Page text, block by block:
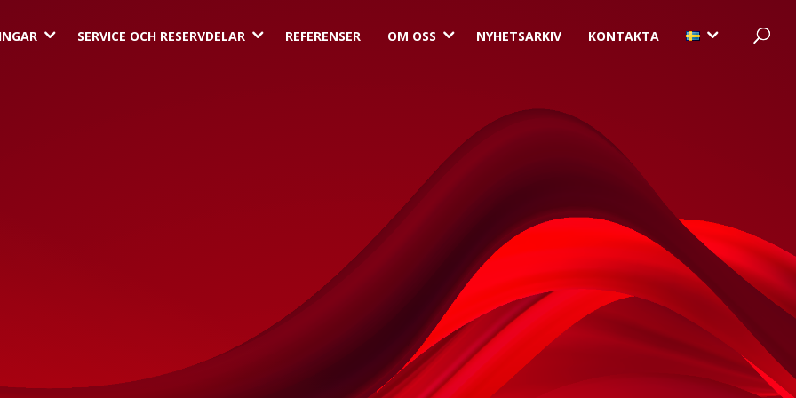
3 SERVICE OCH RESERVDELAR 3 REFERENSER OM OSS 3 NYHETSARKIV KONTAKTA 3